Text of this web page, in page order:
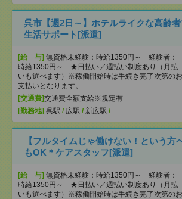
呉市【週2日～】ホテルライクな高齢
生活サポート[派遣]
[給 与] 無資格未経験：時給1350円～ 経験者：
時給1350円～ ★日払い／週払い制度あり（月払
いも選べます）※稼働開始時は手続き完了次第のお
支払いとなります。
[交通費]交通費全額支給※規定有
[勤務地] 呉駅 / 広駅 / 新広駅 / …
【フルタイムじゃ働けない！という方
もOK＊ケアスタッフ[派遣]
[給 与] 無資格未経験：時給1350円～ 経験者：
時給1350円～ ★日払い／週払い制度あり（月払
いも選べます）※稼働開始時は手続き完了次第のお